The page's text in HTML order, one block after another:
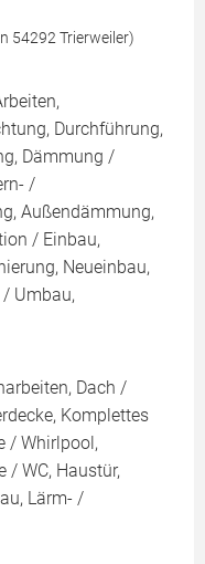
54292 Trierweiler)
Durchführung,
Dämmung /
/
Außendämmung,
/ Einbau,
Neueinbau,
Umbau,
Dach /
Komplettes
/ Whirlpool,
/ WC, Haustür,
Lärm- /